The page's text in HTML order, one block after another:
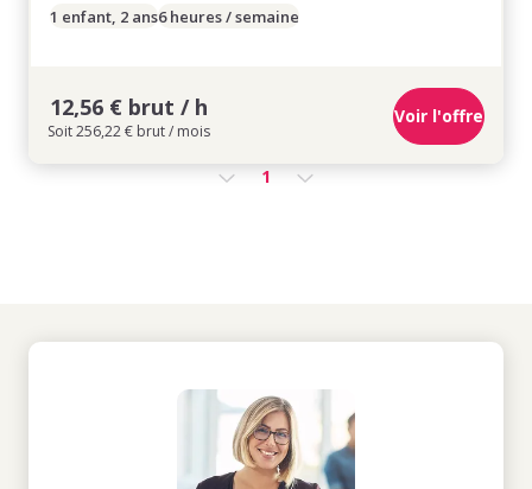
1 enfant, 2 ans6 heures / semaine
12,56 € brut / h
Soit 256,22 € brut / mois
Voir l'offre
1